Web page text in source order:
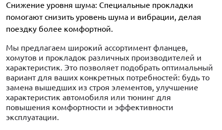
Снижение уровня шума: Специальные прокладки
помогают снизить уровень шума и вибрации, делая
поездку более комфортной.
Мы предлагаем широкий ассортимент фланцев,
хомутов и прокладок различных производителей и
характеристик. Это позволяет подобрать оптимальный
вариант для ваших конкретных потребностей: будь то
замена вышедших из строя элементов, улучшение
характеристик автомобиля или тюнинг для
повышения комфортности и эффективности
эксплуатации.